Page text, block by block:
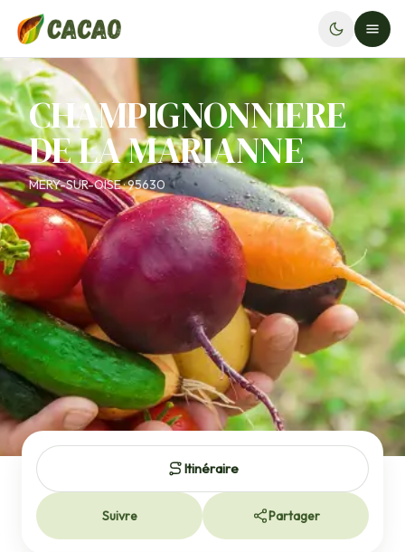
CHAMPIGNONNIERE
DE LA MARIANNE
MERY-SUR-OISE · 95630
Itinéraire
Suivre Partager